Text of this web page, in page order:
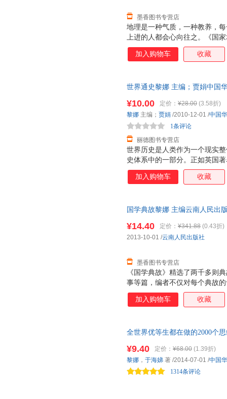
地理是一种气质，一种教养，
上进的人都会心向往之。《国
各国和中国的著名山脉、火山
革等方面的情况，希冀能激发
读书、轻松读书。 《国家地理
纵经横纬，无所不至，如北美
冰川国家公园、地球脸上的“刀
墨香图书专营店
加入购物车 收藏
世界通史黎娜 主编；贾娟中国
世界历史是人类作为一个现实
史体系中的一部分。正如英国
在历史感悟之中，他就一定是
座智慧之库。”对于我们每一
史体例，以时间为序，选取了
史、世界近代史、世界现代史
类社会演进的基本脉络和多元
¥10.00 定价： ¥28.00 (3.58折)
丽德图书专营店
1条评论
黎娜 主编； 贾娟 /2010-12-01 /中国
加入购物车 收藏
国学典故黎娜 主编云南人民出
《国学典故》精选了两千多则
事等篇，编者不仅对每个典故
以通俗易懂的语言将它们背后
其源，又了解其中所蕴含的丰
¥14.40 定价： ¥341.88 (0.43折)
墨香图书专营店
2013-10-01 /云南人民出版社
加入购物车 收藏
全世界优等生都在做的2000个
¥9.40 定价： ¥68.00 (1.39折)
1314条评论
黎娜 ， 于海娣 著 /2014-07-01 /中国